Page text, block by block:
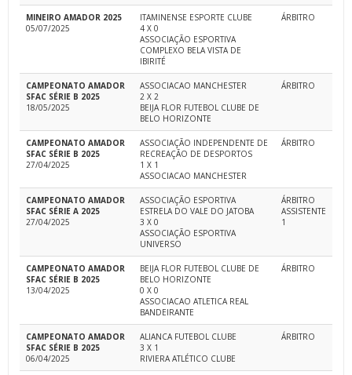
MINEIRO AMADOR 2025
05/07/2025
ITAMINENSE ESPORTE CLUBE
4 X 0
ASSOCIAÇÃO ESPORTIVA
COMPLEXO BELA VISTA DE
IBIRITÉ
ÁRBITRO
CAMPEONATO AMADOR
SFAC SÉRIE B 2025
18/05/2025
ASSOCIACAO MANCHESTER
2 X 2
BEIJA FLOR FUTEBOL CLUBE DE
BELO HORIZONTE
ÁRBITRO
CAMPEONATO AMADOR
SFAC SÉRIE B 2025
27/04/2025
ASSOCIAÇÃO INDEPENDENTE DE
RECREAÇÃO DE DESPORTOS
1 X 1
ASSOCIACAO MANCHESTER
ÁRBITRO
CAMPEONATO AMADOR
SFAC SÉRIE A 2025
27/04/2025
ASSOCIAÇÃO ESPORTIVA
ESTRELA DO VALE DO JATOBA
3 X 0
ASSOCIAÇÃO ESPORTIVA
UNIVERSO
ÁRBITRO
ASSISTENTE
1
CAMPEONATO AMADOR
SFAC SÉRIE B 2025
13/04/2025
BEIJA FLOR FUTEBOL CLUBE DE
BELO HORIZONTE
0 X 0
ASSOCIACAO ATLETICA REAL
BANDEIRANTE
ÁRBITRO
CAMPEONATO AMADOR
SFAC SÉRIE B 2025
06/04/2025
ALIANCA FUTEBOL CLUBE
3 X 1
RIVIERA ATLÉTICO CLUBE
ÁRBITRO